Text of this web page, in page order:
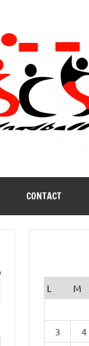
CONTACT
L
M
3
4